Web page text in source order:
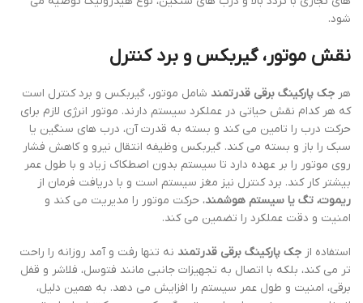
شود.
نقش موتور، گیربکس و برد کنترل
هر جک پارکینگ برقی قدرتمند شامل موتور، گیربکس و برد کنترل است
که هر کدام نقش حیاتی در عملکرد سیستم دارند. موتور انرژی لازم برای
حرکت درب را تامین می کند و بسته به قدرت آن، درب های سنگین یا
سبک را باز و بسته می کند. گیربکس وظیفه انتقال نیرو و کاهش فشار
روی موتور را بر عهده دارد تا سیستم بدون اصطکاک زیاد و با طول عمر
بیشتر کار کند. برد کنترل نیز مغز سیستم است و با دریافت فرمان از
ریموت، تگ یا سیستم هوشمند، حرکت موتور را مدیریت می کند و
امنیت و دقت عملکرد را تضمین می کند.
استفاده از جک پارکینگ برقی قدرتمند نه تنها رفت و آمد روزانه را راحت
تر می کند، بلکه با اتصال به تجهیزات جانبی مانند فتوسل، فلاشر و قفل
برقی، امنیت و طول عمر سیستم را افزایش می دهد. به همین دلیل،